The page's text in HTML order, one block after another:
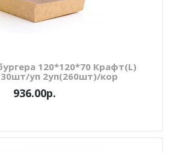
120*120*70 Крафт(L)
уп 2уп(260шт)/кор
936.00р.